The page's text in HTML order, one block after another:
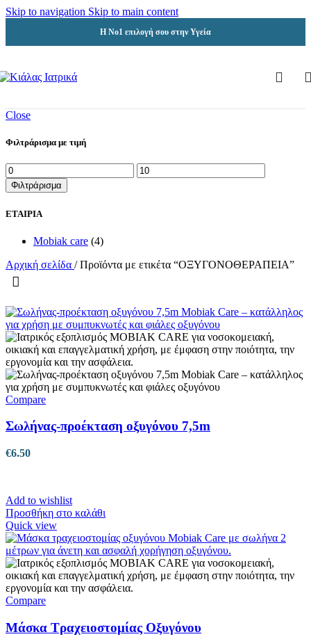
Skip to navigation Skip to main content
Η Νο1 επιλογή σου στην Υγεία
Close
Φιλτράρισμα με τιμή
Ελάχιστη
τιμή
Μέγιστη
τιμή
Φιλτράρισμα
ΕΤΑΙΡΙΑ
Mobiak care (4)
Αρχική σελίδα / Προϊόντα με ετικέτα “ΟΞΥΓΟΝΟΘΕΡΑΠΕΙΑ”
Compare
Σωλήνας-προέκταση οξυγόνου 7,5m
€6.50
Add to wishlist
Προσθήκη στο καλάθι
Quick view
Compare
Μάσκα Τραχειοστομίας Οξυγόνου